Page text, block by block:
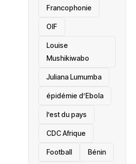
Francophonie
OIF
Louise
Mushikiwabo
Juliana Lumumba
épidémie d’Ebola
l’est du pays
CDC Afrique
Football Bénin